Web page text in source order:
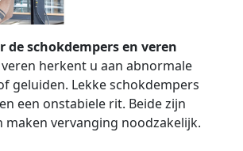
de schokdempers en veren
herkent u aan abnormale
geluiden. Lekke schokdempers
een onstabiele rit. Beide zijn
maken vervanging noodzakelijk.